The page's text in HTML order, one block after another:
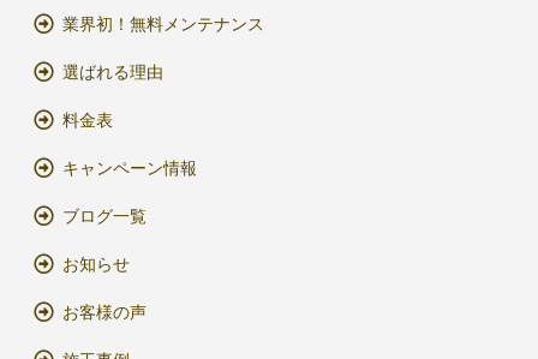
業界初！無料メンテナンス
選ばれる理由
料金表
キャンペーン情報
ブログ一覧
お知らせ
お客様の声